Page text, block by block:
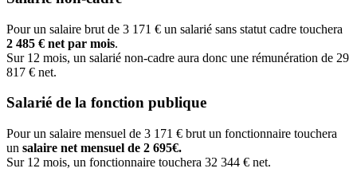
Pour un salaire brut de 3 171 € un salarié sans statut cadre touchera
2 485 € net par mois.
Sur 12 mois, un salarié non-cadre aura donc une rémunération de 29
817 € net.
Salarié de la fonction publique
Pour un salaire mensuel de 3 171 € brut un fonctionnaire touchera
un salaire net mensuel de 2 695€.
Sur 12 mois, un fonctionnaire touchera 32 344 € net.